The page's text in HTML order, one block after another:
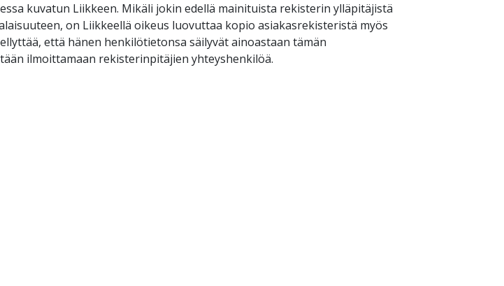
kuvatun Liikkeen. Mikäli jokin edellä mainituista rekisterin ylläpitäjistä
on Liikkeellä oikeus luovuttaa kopio asiakasrekisteristä myös
että hänen henkilötietonsa säilyvät ainoastaan tämän
ilmoittamaan rekisterinpitäjien yhteyshenkilöä.